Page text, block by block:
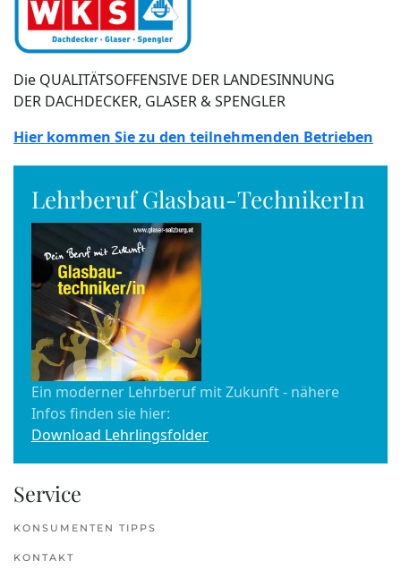
Die QUALITÄTSOFFENSIVE DER LANDESINNUNG
DER DACHDECKER, GLASER & SPENGLER
Hier kommen Sie zu den teilnehmenden Betrieben
Lehrberuf Glasbau-TechnikerIn
Ein moderner Lehrberuf mit Zukunft - nähere
Infos finden sie hier:
Download Lehrlingsfolder
Service
KONSUMENTEN TIPPS
KONTAKT